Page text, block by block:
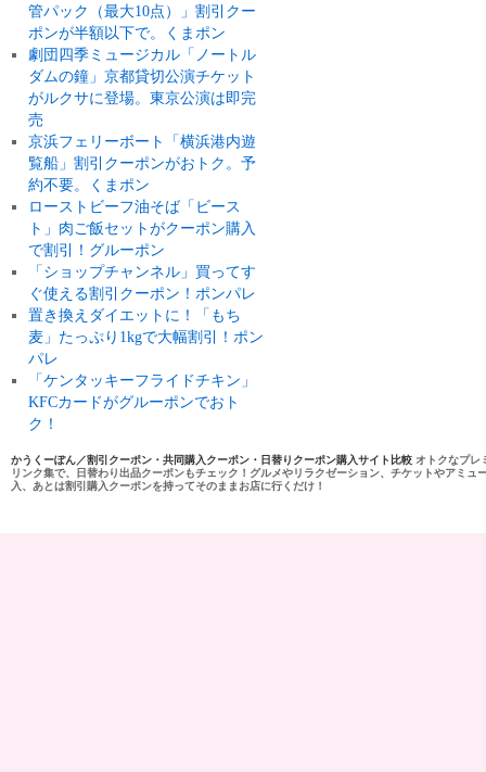
管パック（最大10点）」割引クー
ポンが半額以下で。くまポン
劇団四季ミュージカル「ノートル
ダムの鐘」京都貸切公演チケット
がルクサに登場。東京公演は即完
売
京浜フェリーボート「横浜港内遊
覧船」割引クーポンがおトク。予
約不要。くまポン
ローストビーフ油そば「ビース
ト」肉ご飯セットがクーポン購入
で割引！グルーポン
「ショップチャンネル」買ってす
ぐ使える割引クーポン！ポンパレ
置き換えダイエットに！「もち
麦」たっぷり1kgで大幅割引！ポン
パレ
「ケンタッキーフライドチキン」
KFCカードがグルーポンでおト
ク！
かうくーぽん／割引クーポン・共同購入クーポン・日替りクーポン購入サイト比較 オトクなプレ
リンク集で、日替わり出品クーポンもチェック！グルメやリラクゼーション、チケットやアミ
入、あとは割引購入クーポンを持ってそのままお店に行くだけ！